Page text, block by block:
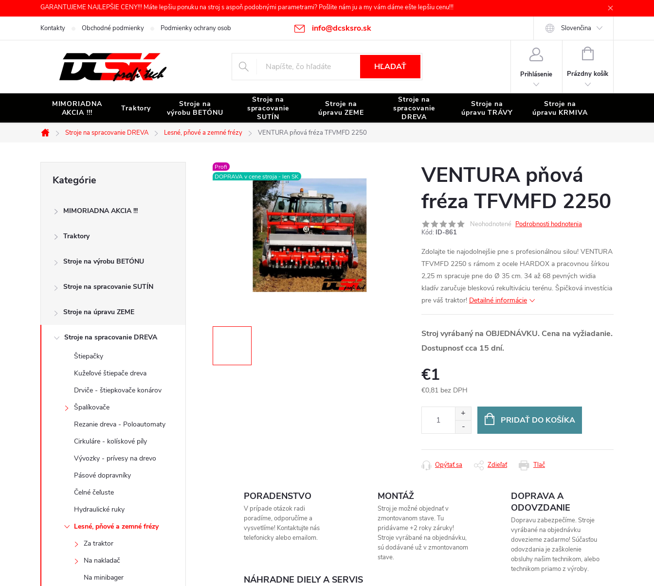
na
GARANTUJEME NAJLEPŠIE CENY!!! Máte lepšiu ponuku na stroj s aspoň podobnými parametrami? Pošlite nám ju a my vám dáme ešte lepšiu cenu!!!
info@dcsksro.sk
Kontakty Obchodné podmienky Podmienky ochrany osobných údajov Reklamačné podmienky Odstúpenie od zmluvy Slovenčina
HĽADAŤ
Prihlásenie
NÁKUPNÝ
Prázdny košík
MIMORIADNA
AKCIA !!!
Traktory
Stroje na
výrobu BETÓNU
Stroje na
spracovanie
SUTÍN
Stroje na
úpravu ZEME
Stroje na
spracovanie
DREVA
Stroje na
úpravu TRÁVY
Stroje na
úpravu KRMIVA
Domov
Stroje na spracovanie DREVA Lesné, pňové a zemné frézy VENTURA pňová fréza TFVMFD 2250
a
kategórie
Kategórie
MIMORIADNA AKCIA !!!
Traktory
Stroje na výrobu BETÓNU
Stroje na spracovanie SUTÍN
Stroje na úpravu ZEME
Stroje na spracovanie DREVA
Štiepačky
Kužeľové štiepače dreva
Drviče - štiepkovače konárov
Špalíkovače
Rezanie dreva - Poloautomaty
Cirkuláre - kolískové píly
Vývozky - prívesy na drevo
Pásové dopravníky
Čelné čeľuste
Hydraulické ruky
Lesné, pňové a zemné frézy
Za traktor
Na nakladač
Na minibager
Profi
DOPRAVA v cene stroja - len SK
VENTURA pňová
fréza TFVMFD 2250
Neohodnotené Podrobnosti hodnotenia
Kód: ID-861
Zdolajte tie najodolnejšie pne s profesionálnou silou! VENTURA
TFVMFD 2250 s rámom z ocele HARDOX a pracovnou šírkou
2,25 m spracuje pne do Ø 35 cm. 34 až 68 pevných widia
kladív zaručuje bleskovú rekultiváciu terénu. Špičková investícia
pre váš traktor! Detailné informácie
Stroj vyrábaný na OBJEDNÁVKU. Cena na vyžiadanie.
Dostupnosť cca 15 dní.
€1
€0,81 bez DPH
PRIDAŤ DO KOŠÍKA
Tlač
Opýtať sa Zdieľať
PORADENSTVO
V prípade otázok radi
poradíme, odporučíme a
vysvetlíme! Kontaktujte nás
telefonicky alebo emailom.
MONTÁŽ
Stroj je možné objednať v
zmontovanom stave. Tu
pridávame +2 roky záruky!
Stroje vyrábané na objednávku,
sú dodávané už v zmontovanom
stave.
DOPRAVA A
ODOVZDANIE
Dopravu zabezpečíme. Stroje
vyrábané na objednávku
dovezieme zadarmo! Súčasťou
odovzdania je zaškolenie
obsluhy našim technikom, alebo
technikom priamo z výroby.
NÁHRADNE DIELY A SERVIS